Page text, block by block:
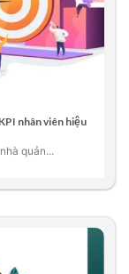
nhân viên hiệu
quản...